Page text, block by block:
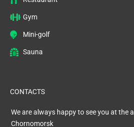
Gym
Mini-golf
Sauna
CONTACTS
We are always happy to see you at the
Chornomorsk